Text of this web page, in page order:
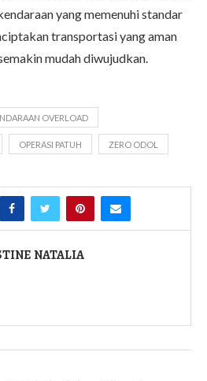
yang memenuhi standar
transportasi yang aman
mudah diwujudkan.
OVERLOAD
OPERASI PATUH ZERO ODOL
NATALIA